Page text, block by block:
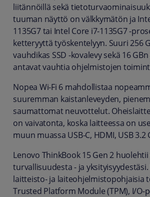
liitännöillä sekä
tuuman näyttö on välkkymätön ja
1135G7 tai Intel Core i7-1135G7 -
ketteryyttä työskentelyyn. Suuri 256
vauhdikas SSD -kovalevy sekä 16
antavat vauhtia ohjelmistojen
Nopea Wi-Fi 6 mahdollistaa
suuremman kaistanleveyden,
saumattomat neuvottelut.
on vaivatonta, koska laitteessa on
muun muassa USB-C, HDMI, USB 3.2
Lenovo ThinkBook 15 Gen 2
turvallisuudesta - ja
laitteisto- ja laiteohjelmistopohjaisia
Trusted Platform Module (TPM), I/O-